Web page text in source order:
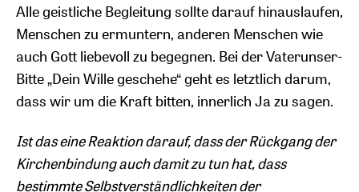
Alle geistliche Begleitung sollte darauf hinauslaufen,
Menschen zu ermuntern, anderen Menschen wie
auch Gott liebevoll zu begegnen. Bei der Vaterunser-
Bitte „Dein Wille geschehe“ geht es letztlich darum,
dass wir um die Kraft bitten, innerlich Ja zu sagen.
Ist das eine Reaktion darauf, dass der Rückgang der
Kirchenbindung auch damit zu tun hat, dass
bestimmte Selbstverständlichkeiten der